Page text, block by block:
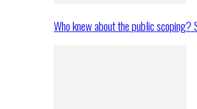
Who knew about the public scoping?